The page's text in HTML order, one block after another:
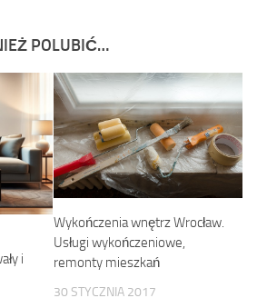
POLUBIĆ…
i
Wykończenia wnętrz Wrocław.
Usługi wykończeniowe,
remonty mieszkań
30 STYCZNIA 2017